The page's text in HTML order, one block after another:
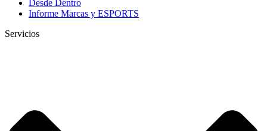
Desde Dentro
Informe Marcas y ESPORTS
Servicios